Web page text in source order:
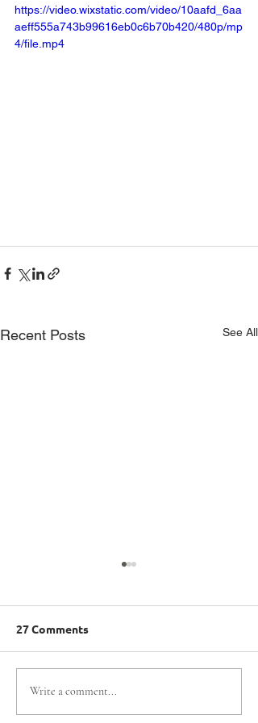
https://video.wixstatic.com/video/10aafd_6aa
aeff555a743b99616eb0c6b70b420/480p/mp
4/file.mp4
Recent Posts See All
Región de Ñuble da
inicio al camino rumbo a
27 Comments
Write a comment...